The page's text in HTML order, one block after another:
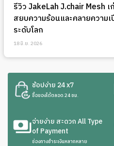
รีวิว JakeLah J.chair Mesh
สยบความร้อนและคลายความ
ระดับโลก
18 มิ.ย. 2026
ช้อปง่าย 24 x7
ซื้อของได้ตลอด 24 ชม.
จ่ายง่าย สะดวก All Type
of Payment
ช่องทางชำระเงินหลากหลาย